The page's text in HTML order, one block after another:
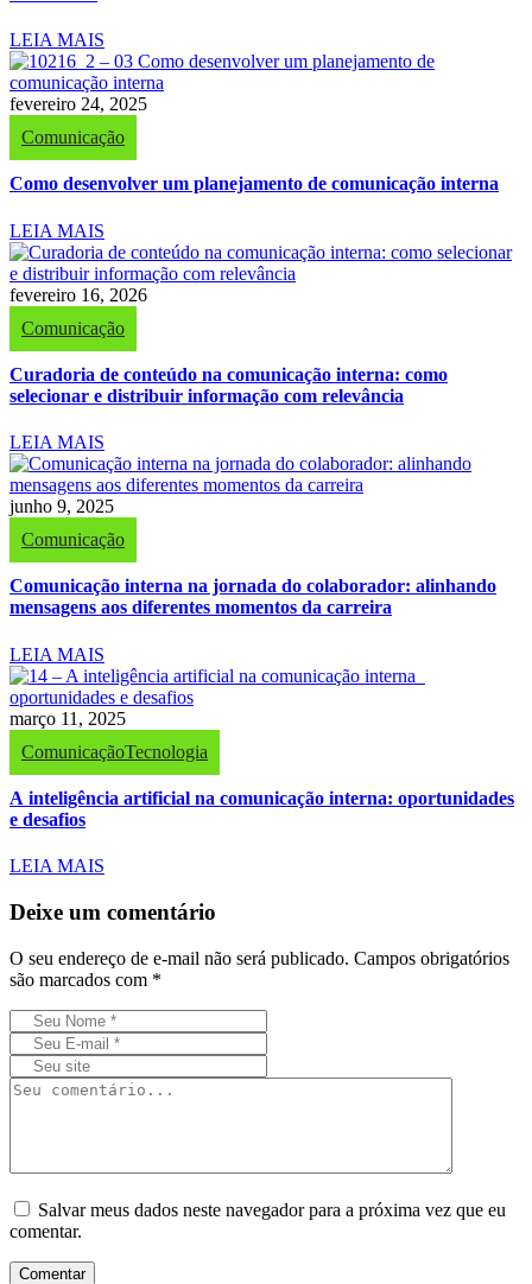
LEIA MAIS
fevereiro 24, 2025
Comunicação
Como desenvolver um planejamento de comunicação interna
LEIA MAIS
fevereiro 16, 2026
Comunicação
Curadoria de conteúdo na comunicação interna: como
selecionar e distribuir informação com relevância
LEIA MAIS
junho 9, 2025
Comunicação
Comunicação interna na jornada do colaborador: alinhando
mensagens aos diferentes momentos da carreira
LEIA MAIS
março 11, 2025
ComunicaçãoTecnologia
A inteligência artificial na comunicação interna: oportunidades
e desafios
LEIA MAIS
Deixe um comentário
O seu endereço de e-mail não será publicado. Campos obrigatórios
são marcados com *
Salvar meus dados neste navegador para a próxima vez que eu
comentar.
Comentar